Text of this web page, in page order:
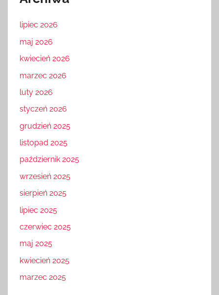
lipiec 2026
maj 2026
kwiecień 2026
marzec 2026
luty 2026
styczeń 2026
grudzień 2025
listopad 2025
październik 2025
wrzesień 2025
sierpień 2025
lipiec 2025
czerwiec 2025
maj 2025
kwiecień 2025
marzec 2025